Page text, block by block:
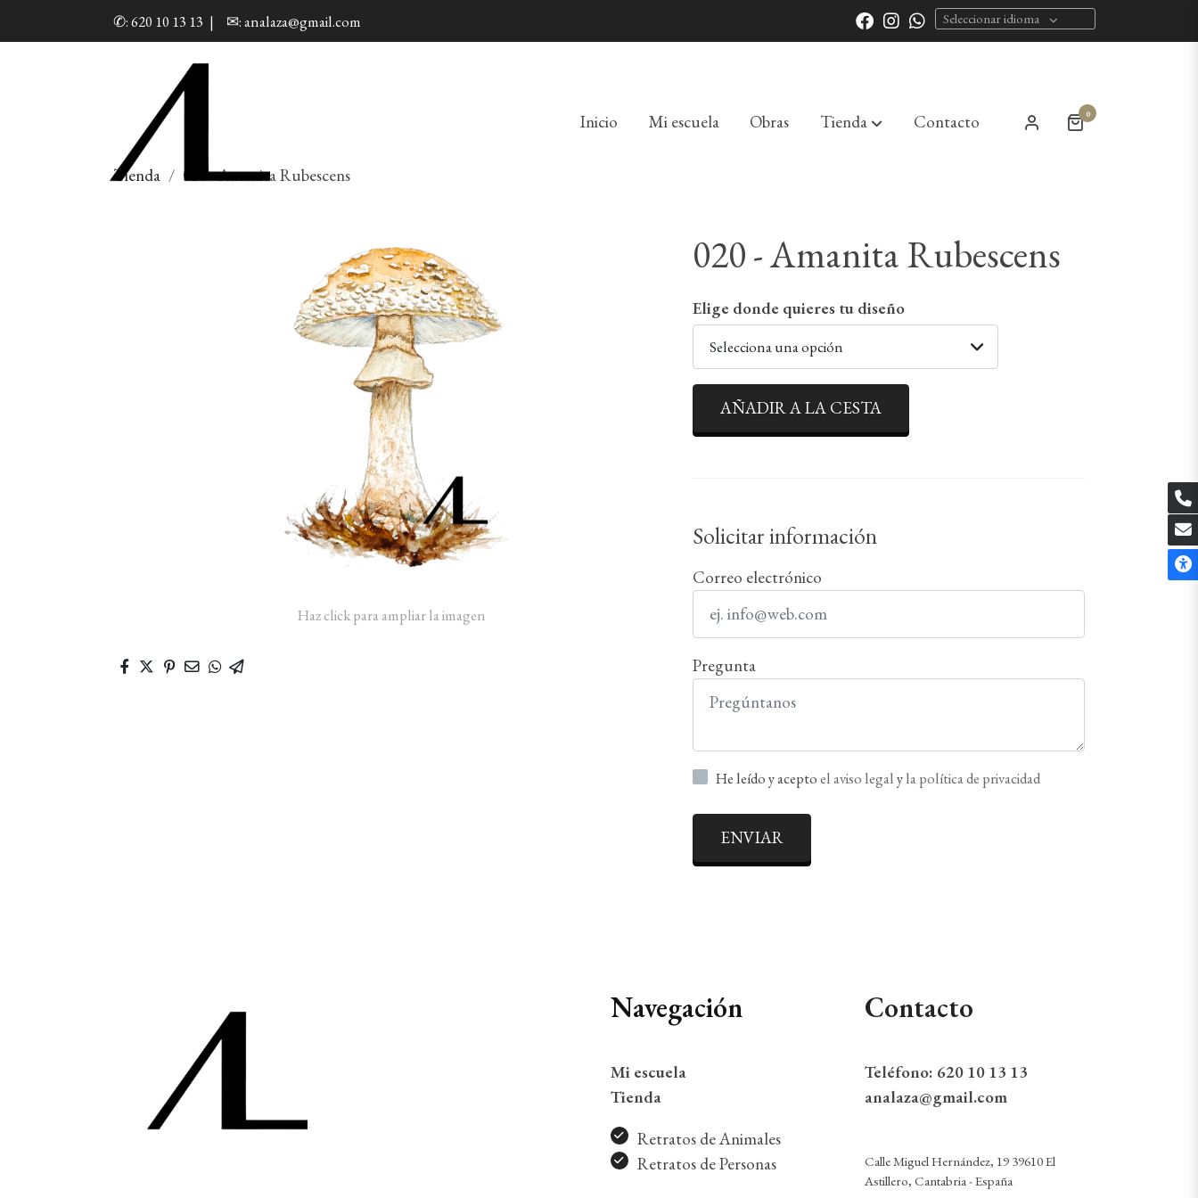
✆: 620 10 13 13 | ✉: analaza@gmail.com Seleccionar idioma
Inicio Mi escuela Obras Tienda Contacto 0
Tienda 020 - Amanita Rubescens
Haz click para ampliar la imagen
020 - Amanita Rubescens
Elige donde quieres tu diseño
Selecciona una opción
AÑADIR A LA CESTA
Solicitar información
Correo electrónico
Pregunta
He leído y aceptoel aviso legalyla política de privacidad
ENVIAR
Navegación
Mi escuela
Tienda
Retratos de Animales
Retratos de Personas
Contacto
Teléfono: 620 10 13 13
analaza@gmail.com
Calle Miguel Hernández, 19 39610 El
Astillero, Cantabria - España